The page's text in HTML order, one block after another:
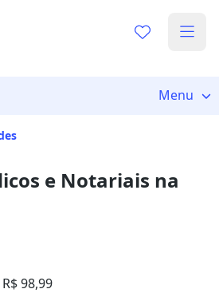
Menu
e Notariais na
98,99